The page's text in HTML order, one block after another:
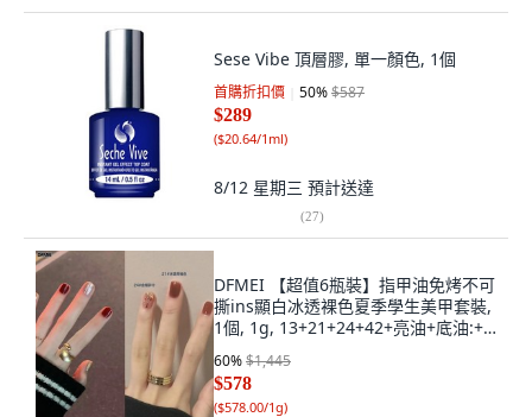
Sese Vibe 頂層膠, 單一顏色, 1個
首購折扣價 50%$587
$289
($20.64/1ml)
8/12 星期三 預計送達
(27)
DFMEI 【超值6瓶裝】指甲油免烤不可
撕ins顯白冰透裸色夏季學生美甲套裝,
1個, 1g, 13+21+24+42+亮油+底油:+
【卸甲巾】
60%$1,445
$578
($578.00/1g)